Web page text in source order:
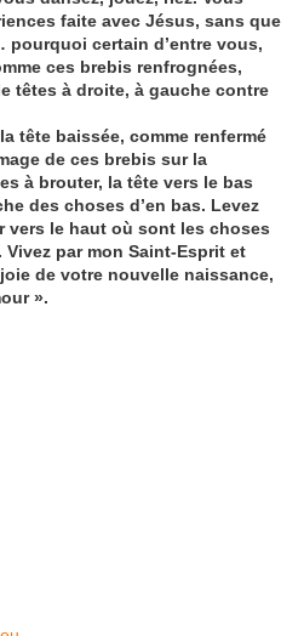
faite avec Jésus, sans que
pourquoi certain d’entre vous,
ces brebis renfrognées,
têtes à droite, à gauche contre
tête baissée, comme renfermé
de ces brebis sur la
à brouter, la tête vers le bas
des choses d’en bas. Levez
le haut où sont les choses
par mon Saint-Esprit et
de votre nouvelle naissance,
».